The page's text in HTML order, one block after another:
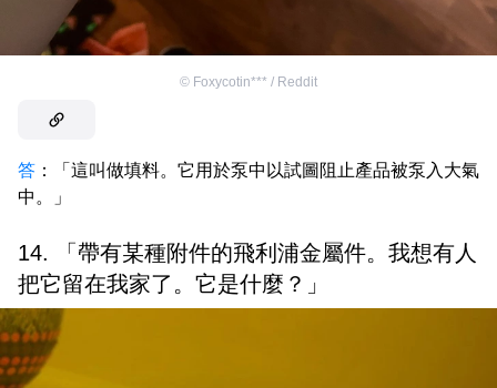
© Foxycotin*** / Reddit
答 ：「這叫做填料。它用於泵中以試圖阻止產品被泵入大氣
中。」
14. 「帶有某種附件的飛利浦金屬件。我想有人
把它留在我家了。它是什麼？」